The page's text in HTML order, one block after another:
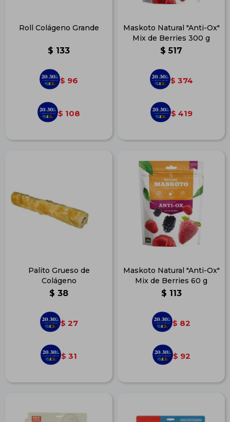
Roll Colágeno Grande
$ 133
$ 96
$ 108
Maskoto Natural "Anti-Ox"
Mix de Berries 300 g
$ 517
$ 374
$ 419
Palito Grueso de
Colágeno
$ 38
$ 27
$ 31
Maskoto Natural "Anti-Ox"
Mix de Berries 60 g
$ 113
$ 82
$ 92